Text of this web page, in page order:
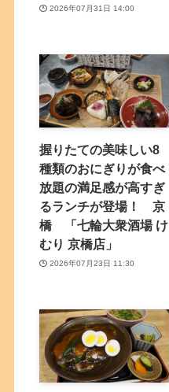
2026年07月31日 14:00
握りたての美味しい8
種類のおにぎりが食べ
放題の満足感が高すぎ
るランチが登場！ 京
橋 「七輪大衆酒場 け
むり 京橋店」
2026年07月23日 11:30